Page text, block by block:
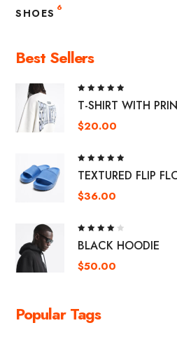
SHOES 6
Best Sellers
5.00out
T-SHIRT WITH
$20.00
5.00
out
TEXTURED FLIP
$36.00
4.00
BLACK HOODIE
$50.00
Popular Tags